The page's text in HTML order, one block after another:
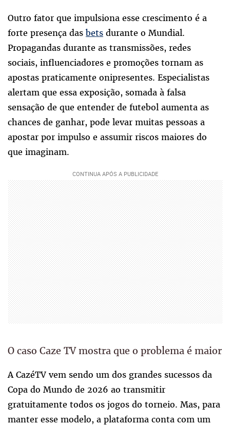
Outro fator que impulsiona esse crescimento é a
forte presença das bets durante o Mundial.
Propagandas durante as transmissões, redes
sociais, influenciadores e promoções tornam as
apostas praticamente onipresentes. Especialistas
alertam que essa exposição, somada à falsa
sensação de que entender de futebol aumenta as
chances de ganhar, pode levar muitas pessoas a
apostar por impulso e assumir riscos maiores do
que imaginam.
O caso Caze TV mostra que o problema é maior
A CazéTV vem sendo um dos grandes sucessos da
Copa do Mundo de 2026 ao transmitir
gratuitamente todos os jogos do torneio. Mas, para
manter esse modelo, a plataforma conta com um